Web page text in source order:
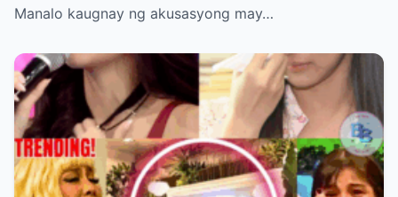
Manalo kaugnay ng akusasyong may…